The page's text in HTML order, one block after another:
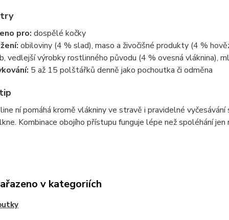
pro: dospělé kočky
obiloviny (4 % slad), maso a živočišné produkty (4 %
vedlejší výrobky rostlinného původu (4 % ovesná vláknina),
5 až 15 polštářků denně jako pochoutka či odměna
ní pomáhá kromě vlákniny ve stravě i pravidelné
Kombinace obojího přístupu funguje lépe než spoléhání jen
v kategoriích